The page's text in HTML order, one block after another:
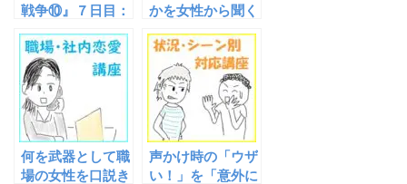
戦争⑩』７日目：
かを女性から聞く
方法
何を武器として職
場の女性を口説き
声かけ時の「ウザ
い！」を「意外に